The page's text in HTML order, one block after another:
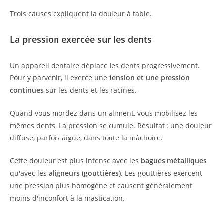
Trois causes expliquent la douleur à table.
La pression exercée sur les dents
Un appareil dentaire déplace les dents progressivement.
Pour y parvenir, il exerce une tension et une pression
continues sur les dents et les racines.
Quand vous mordez dans un aliment, vous mobilisez les
mêmes dents. La pression se cumule. Résultat : une douleur
diffuse, parfois aiguë, dans toute la mâchoire.
Cette douleur est plus intense avec les bagues métalliques
qu'avec les aligneurs (gouttières). Les gouttières exercent
une pression plus homogène et causent généralement
moins d'inconfort à la mastication.